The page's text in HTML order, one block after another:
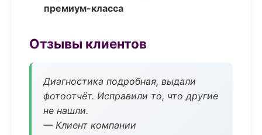
премиум-класса
Отзывы клиентов
Диагностика подробная, выдали
фотоотчёт. Исправили то, что другие
не нашли.
— Клиент компании